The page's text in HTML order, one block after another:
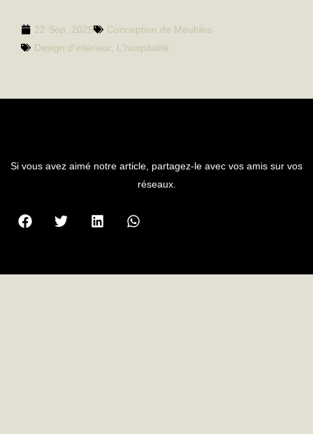
22 Sep, 2025
Conception de Meubles
Design d'intérieur L'hospitalité
Si vous avez aimé notre article, partagez-le avec vos amis sur vos
réseaux.